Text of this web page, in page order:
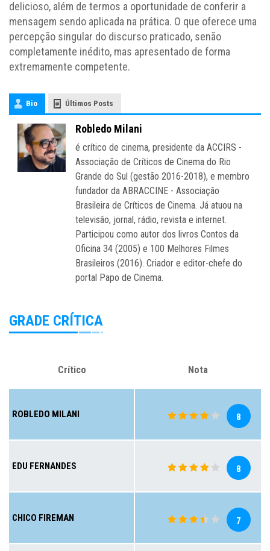
delicioso, além de termos a oportunidade de conferir a
mensagem sendo aplicada na prática. O que oferece uma
percepção singular do discurso praticado, senão
completamente inédito, mas apresentado de forma
extremamente competente.
Bio Últimos Posts
Robledo Milani
é crítico de cinema, presidente da ACCIRS -
Associação de Críticos de Cinema do Rio
Grande do Sul (gestão 2016-2018), e membro
fundador da ABRACCINE - Associação
Brasileira de Críticos de Cinema. Já atuou na
televisão, jornal, rádio, revista e internet.
Participou como autor dos livros Contos da
Oficina 34 (2005) e 100 Melhores Filmes
Brasileiros (2016). Criador e editor-chefe do
portal Papo de Cinema.
GRADE CRÍTICA
Crítico Nota
ROBLEDO MILANI 8
EDU FERNANDES 8
CHICO FIREMAN 7